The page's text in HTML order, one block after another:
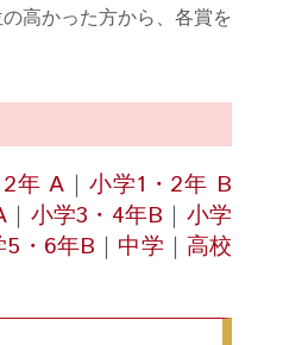
高かった方から、各賞を
年 A ｜小学1・2年 B
｜ 小学3・4年B ｜ 小学
5・6年B ｜ 中学 ｜ 高校